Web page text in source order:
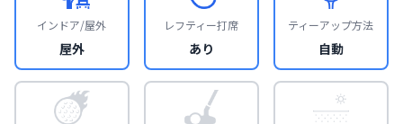
インドア/屋外
屋外
レフティー打席
あり
ティーアップ方法
自動